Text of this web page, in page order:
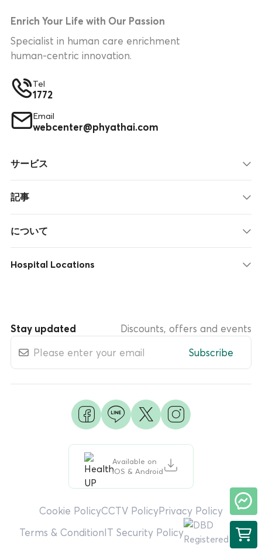
Enrich Your Life with Our Passion
Specialist in human care enrichment
human-centric innovation.
Tel
1772
Email
webcenter@phyathai.com
サービス
記事
について
Hospital Locations
Available on
iOS & Android
Stay updated
Discounts, offers and events
Subscribe
Cookie PolicyCCTV PolicyPrivacy Policy
Terms & ConditionIT Security Policy